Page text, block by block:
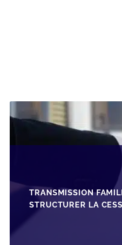
TRANSMISSION
STRUCTURER LA
SRL